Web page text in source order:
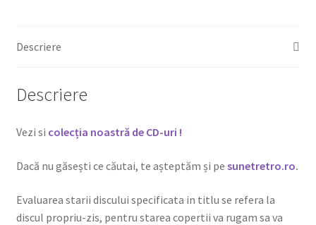
Descriere
Descriere
Vezi si colecția noastră de CD-uri !
Dacă nu găsești ce căutai, te așteptăm și pe sunetretro.ro.
Evaluarea starii discului specificata in titlu se refera la
discul propriu-zis, pentru starea copertii va rugam sa va